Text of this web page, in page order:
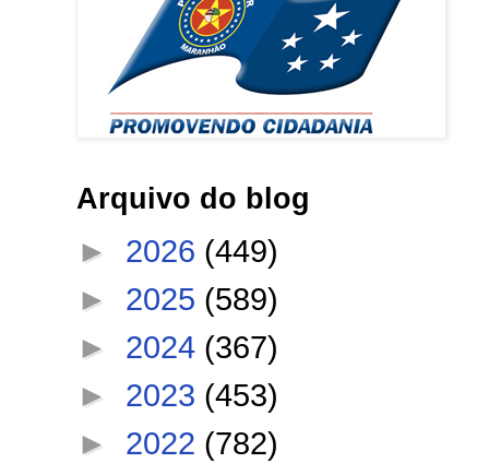
Arquivo do blog
► 2026 (449)
► 2025 (589)
► 2024 (367)
► 2023 (453)
► 2022 (782)